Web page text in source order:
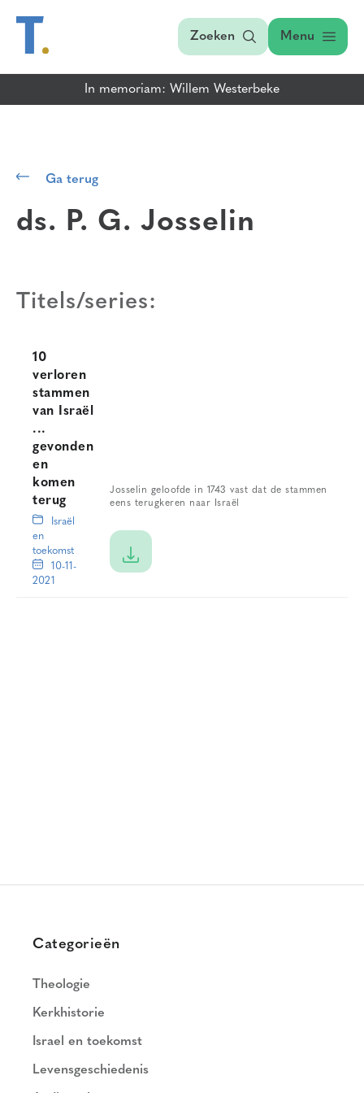
Zoeken Menu
In memoriam: Willem Westerbeke
Ga terug
ds. P. G. Josselin
Titels/series:
10
verloren
stammen
van Israël
...
gevonden
en
komen
terug
Josselin geloofde in 1743 vast dat de stammen
eens terugkeren naar Israël
Israël
en
toekomst
10-11-
2021
Categorieën
Theologie
Kerkhistorie
Israel en toekomst
Levensgeschiedenis